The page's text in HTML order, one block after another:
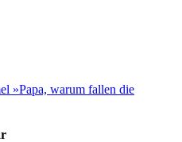
»Papa, warum fallen die